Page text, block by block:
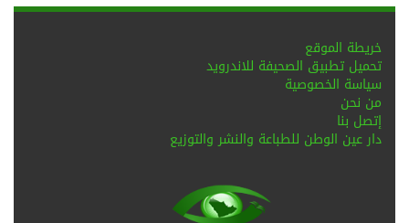
خريطة الموقع
تحميل تطبيق الصحيفة للاندرويد
سياسة الخصوصية
من نحن
إتصل بنا
دار عين الوطن للطباعة والنشر والتوزيع